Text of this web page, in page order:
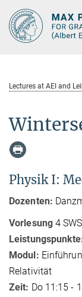
Main-
Content
Lectures at AEI and
Physik I:
Dozenten:
Vorlesung4
Modul:
Relativität
Zeit: Do 11:15 -